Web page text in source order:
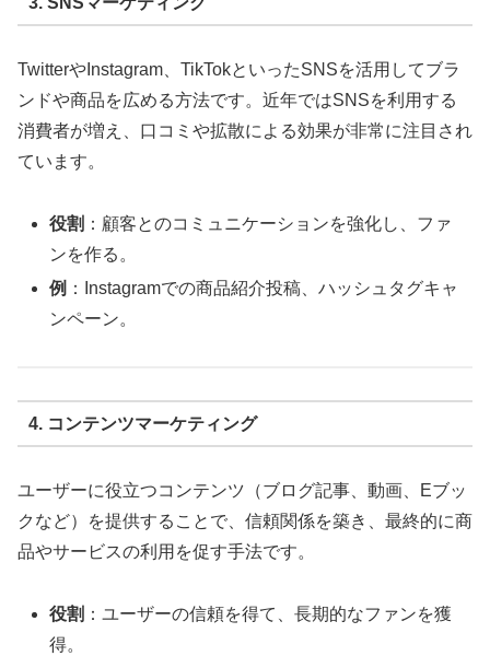
TwitterやInstagram、TikTokといったSNSを活用してブラ
ンドや商品を広める方法です。近年ではSNSを利用する
消費者が増え、口コミや拡散による効果が非常に注目され
ています。
役割 ：顧客とのコミュニケーションを強化し、ファ
ンを作る。
例 ：Instagramでの商品紹介投稿、ハッシュタグキャ
ンペーン。
4. コンテンツマーケティング
ユーザーに役立つコンテンツ（ブログ記事、動画、Eブッ
クなど）を提供することで、信頼関係を築き、最終的に商
品やサービスの利用を促す手法です。
役割 ：ユーザーの信頼を得て、長期的なファンを獲
得。